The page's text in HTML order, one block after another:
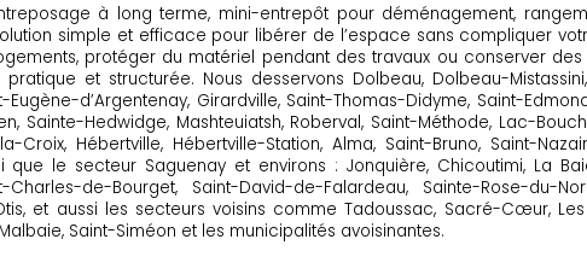
à long terme, mini-entrepôt pour déménagement,
simple et efficace pour libérer de l’espace sans compliquer
protéger du matériel pendant des travaux ou conserver des
et structurée. Nous desservons Dolbeau, Dolbeau-Mistassini,
d’Argentenay, Girardville, Saint-Thomas-Didyme, Saint-
Sainte-Hedwidge, Mashteuiatsh, Roberval, Saint-Méthode, Lac-
Hébertville, Hébertville-Station, Alma, Saint-Bruno, Saint-
que le secteur Saguenay et environs : Jonquière, Chicoutimi, La
de-Bourget, Saint-David-de-Falardeau, Sainte-Rose-du-
et aussi les secteurs voisins comme Tadoussac, Sacré-Cœur,
Saint-Siméon et les municipalités avoisinantes.